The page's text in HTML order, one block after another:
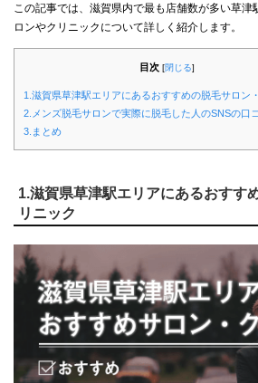
この記事では、滋賀県内で最も店舗数が多い草
ロンやクリニックについて詳しく紹介します。
目次 [閉じる]
1.滋賀県草津駅エリアにあるおすすめの脱毛サロン
2.メンズ脱毛サロンで実際に脱毛した人のSNSの口
3.まとめ
1.滋賀県草津駅エリアにあるおすす
リニック